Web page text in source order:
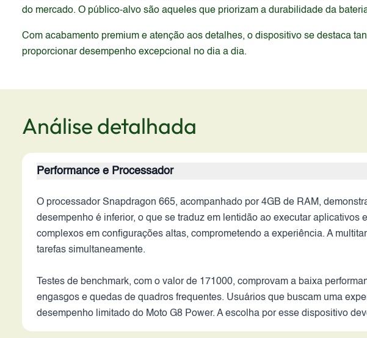
do mercado. O público-alvo são aqueles que priorizam a durabilidade da
Com acabamento premium e atenção aos detalhes, o dispositivo se destaca
proporcionar desempenho excepcional no dia a dia.
Análise detalhada
Performance e Processador
O processador Snapdragon 665, acompanhado por 4GB de RAM,
desempenho é inferior, o que se traduz em lentidão ao executar
complexos em configurações altas, comprometendo a experiência. A
tarefas simultaneamente.
Testes de benchmark, com o valor de 171000, comprovam a baixa
engasgos e quedas de quadros frequentes. Usuários que buscam uma
desempenho limitado do Moto G8 Power. A escolha por esse dispositivo